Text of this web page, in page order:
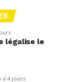
légalise le
a 4 jours